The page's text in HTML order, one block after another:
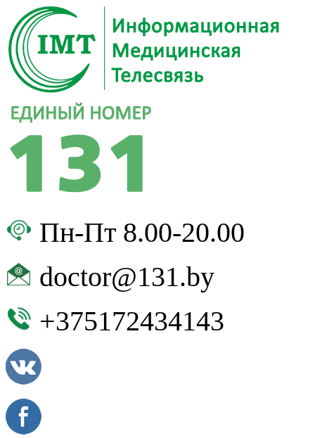
Пн-Пт 8.00-20.00
doctor@131.by
+375172434143